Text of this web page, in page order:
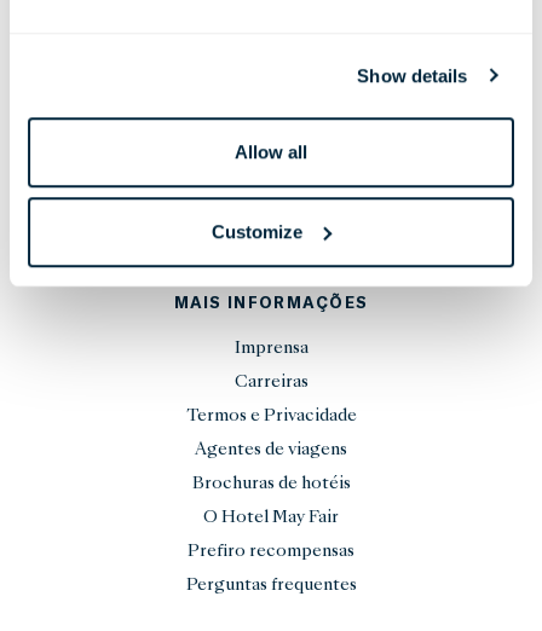
Show details
Allow all
Customize
MANTENHA-SE ATUALIZADO
INSCREVA-SE
MAIS INFORMAÇÕES
Imprensa
Carreiras
Termos e Privacidade
Agentes de viagens
Brochuras de hotéis
O Hotel May Fair
Prefiro recompensas
Perguntas frequentes